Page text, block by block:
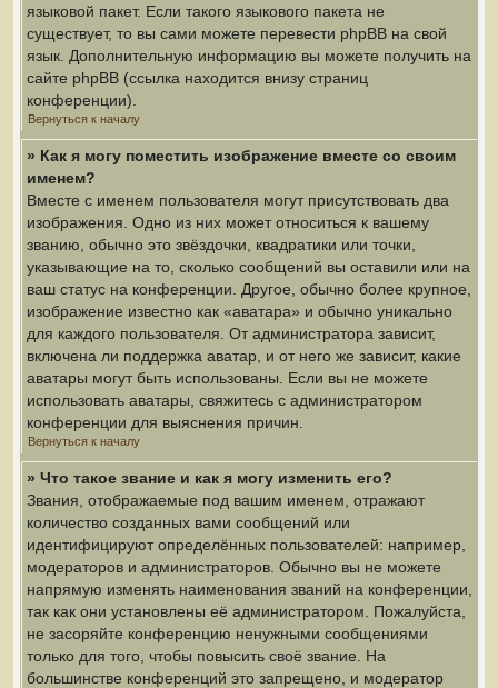
языковой пакет. Если такого языкового пакета не
существует, то вы сами можете перевести phpBB на свой
язык. Дополнительную информацию вы можете получить на
сайте phpBB (ссылка находится внизу страниц
конференции).
Вернуться к началу
» Как я могу поместить изображение вместе со своим
именем?
Вместе с именем пользователя могут присутствовать два
изображения. Одно из них может относиться к вашему
званию, обычно это звёздочки, квадратики или точки,
указывающие на то, сколько сообщений вы оставили или на
ваш статус на конференции. Другое, обычно более крупное,
изображение известно как «аватара» и обычно уникально
для каждого пользователя. От администратора зависит,
включена ли поддержка аватар, и от него же зависит, какие
аватары могут быть использованы. Если вы не можете
использовать аватары, свяжитесь с администратором
конференции для выяснения причин.
Вернуться к началу
» Что такое звание и как я могу изменить его?
Звания, отображаемые под вашим именем, отражают
количество созданных вами сообщений или
идентифицируют определённых пользователей: например,
модераторов и администраторов. Обычно вы не можете
напрямую изменять наименования званий на конференции,
так как они установлены её администратором. Пожалуйста,
не засоряйте конференцию ненужными сообщениями
только для того, чтобы повысить своё звание. На
большинстве конференций это запрещено, и модератор